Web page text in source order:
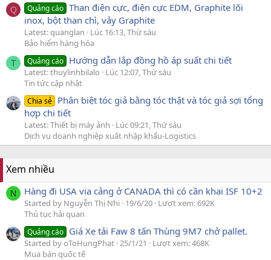
Q Quảng cáo Than điện cực, điện cực EDM, Graphite lõi
inox, bột than chì, vảy Graphite
Latest: quanglan
Lúc 16:13, Thứ sáu
Bảo hiểm hàng hóa
T Quảng cáo Hướng dẫn lắp đồng hồ áp suất chi tiết
Latest: thuylinhbilalo
Lúc 12:07, Thứ sáu
Tin tức cập nhật
Chia sẻ Phân biệt tóc giả bằng tóc thật và tóc giả sợi tổng
hợp chi tiết
Latest: Thiết bị máy ảnh
Lúc 09:21, Thứ sáu
Dịch vụ doanh nghiệp xuất nhập khẩu-Logistics
Xem nhiều
N Hàng đi USA via cảng ở CANADA thì có cần khai ISF 10+2
Started by Nguyễn Thị Nhi 19/6/20 Lượt xem: 692K
Thủ tục hải quan
Quảng cáo Giá Xe tải Faw 8 tấn Thùng 9M7 chở pallet.
Started by oToHungPhat 25/1/21
Lượt xem: 468K
Mua bán quốc tế